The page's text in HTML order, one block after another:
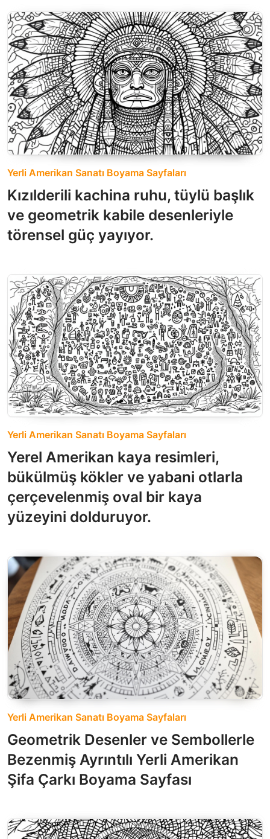
Yerli Amerikan Sanatı Boyama Sayfaları
Kızılderili kachina ruhu, tüylü başlık
ve geometrik kabile desenleriyle
törensel güç yayıyor.
Yerli Amerikan Sanatı Boyama Sayfaları
Yerel Amerikan kaya resimleri,
bükülmüş kökler ve yabani otlarla
çerçevelenmiş oval bir kaya
yüzeyini dolduruyor.
Yerli Amerikan Sanatı Boyama Sayfaları
Geometrik Desenler ve Sembollerle
Bezenmiş Ayrıntılı Yerli Amerikan
Şifa Çarkı Boyama Sayfası